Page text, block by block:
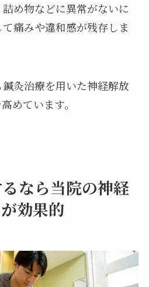
め物などに異常がないに
痛みや違和感が残存しま
灸治療を用いた神経解放
めています。
なら当院の神経
効果的